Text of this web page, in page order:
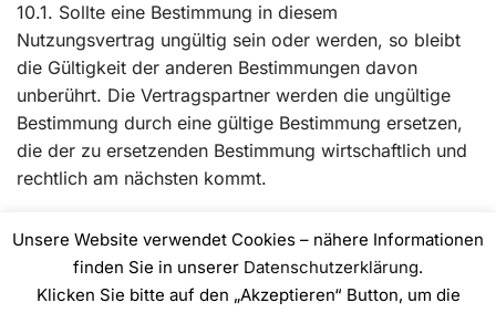
10.1. Sollte eine Bestimmung in diesem
Nutzungsvertrag ungültig sein oder werden, so bleibt
die Gültigkeit der anderen Bestimmungen davon
unberührt. Die Vertragspartner werden die ungültige
Bestimmung durch eine gültige Bestimmung ersetzen,
die der zu ersetzenden Bestimmung wirtschaftlich und
rechtlich am nächsten kommt.
Unsere Website verwendet Cookies – nähere Informationen
finden Sie in unserer Datenschutzerklärung.
Klicken Sie bitte auf den „Akzeptieren“ Button, um die